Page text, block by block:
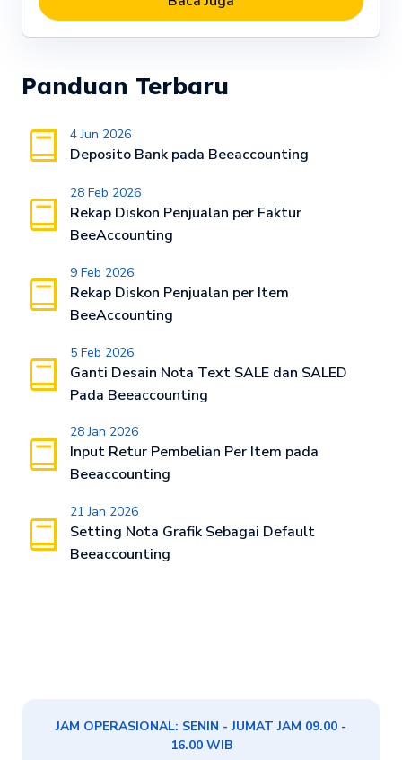
Panduan Terbaru
4 Jun 2026
Deposito Bank pada Beeaccounting
28 Feb 2026
Rekap Diskon Penjualan per Faktur
BeeAccounting
9 Feb 2026
Rekap Diskon Penjualan per Item
BeeAccounting
5 Feb 2026
Ganti Desain Nota Text SALE dan SALED
Pada Beeaccounting
28 Jan 2026
Input Retur Pembelian Per Item pada
Beeaccounting
21 Jan 2026
Setting Nota Grafik Sebagai Default
Beeaccounting
JAM OPERASIONAL: SENIN - JUMAT JAM 09.00 -
16.00 WIB